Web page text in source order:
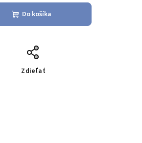
Do košíka
Zdieľať